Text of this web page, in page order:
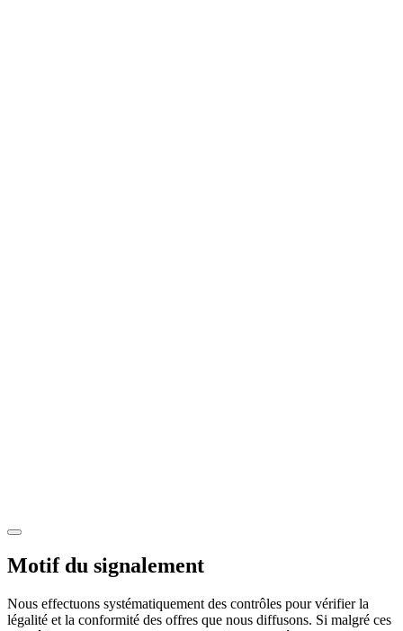
Motif du signalement
Nous effectuons systématiquement des contrôles pour vérifier la
légalité et la conformité des offres que nous diffusons. Si malgré ces